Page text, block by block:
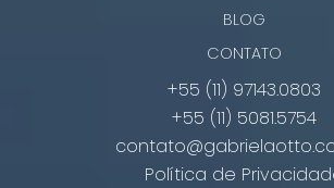
BLOG
CONTATO
+55 (11) 97143.0803
+55 (11) 5081.5754
Política de